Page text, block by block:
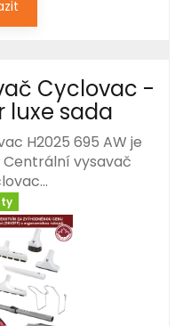
Cyclovac -
luxe sada
H2025 695 AW je
vysavač